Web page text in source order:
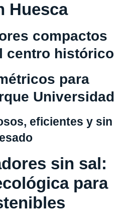
Huesca
compactos
centro histórico
para
Universidad
eficientes y sin
sin sal:
para